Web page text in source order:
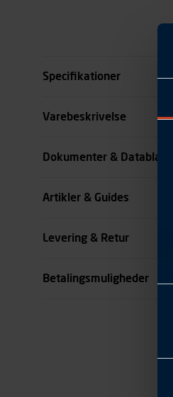
Specifikationer
Størrelse
Varebeskrivelse
Dokumenter & Datablade
Artikler & Guides
Levering & Retur
Betalingsmuligheder